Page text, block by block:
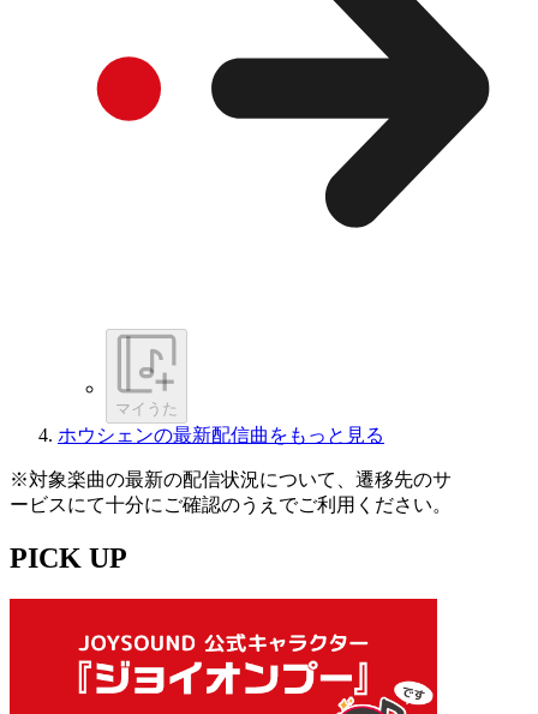
マイうた
ホウシェンの最新配信曲をもっと見る
※対象楽曲の最新の配信状況について、遷移先のサ
ービスにて十分にご確認のうえでご利用ください。
PICK UP